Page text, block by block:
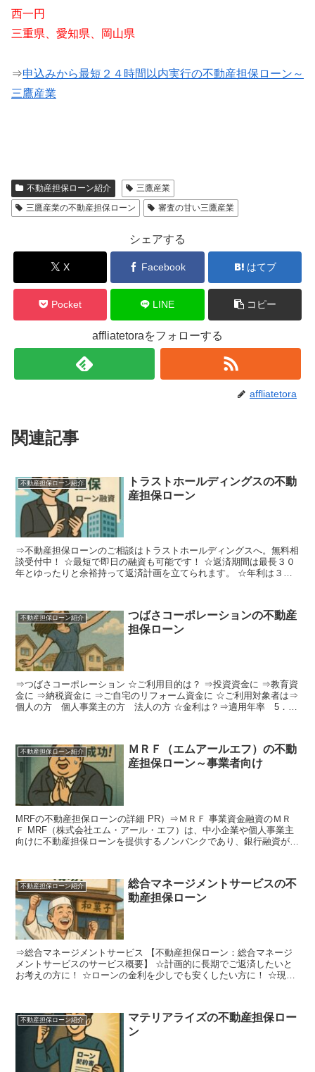
西一円
三重県、愛知県、岡山県
⇒申込みから最短２４時間以内実行の不動産担保ローン～
三鷹産業
不動産担保ローン紹介
三鷹産業
三鷹産業の不動産担保ローン
審査の甘い三鷹産業
シェアする
X Facebook はてブ
Pocket LINE コピー
affliatetoraをフォローする
affliatetora
関連記事
不動産担保ローン紹介
トラストホールディングスの不動
産担保ローン
⇒不動産担保ローンのご相談はトラストホールディングスへ。無料相
談受付中！ ☆最短で即日の融資も可能です！ ☆返済期間は最長３０
年とゆったりと余裕持って返済計画を立てられます。 ☆年利は３．
不動産担保ローン紹介
つばさコーポレーションの不動産
担保ローン
⇒つばさコーポレーション ☆ご利用目的は？ ⇒投資資金に ⇒教育資
金に ⇒納税資金に ⇒ご自宅のリフォーム資金に ☆ご利用対象者は⇒
個人の方 個人事業主の方 法人の方 ☆金利は？⇒適用年率 5．7
不動産担保ローン紹介
ＭＲＦ（エムアールエフ）の不動
産担保ローン～事業者向け
MRFの不動産担保ローンの詳細 PR）⇒ＭＲＦ 事業資金融資のＭＲ
Ｆ MRF（株式会社エム・アール・エフ）は、中小企業や個人事業主
向けに不動産担保ローンを提供するノンバンクであり、銀行融資が難
不動産担保ローン紹介
総合マネージメントサービスの不
動産担保ローン
⇒総合マネージメントサービス 【不動産担保ローン：総合マネージ
メントサービスのサービス概要】 ☆計画的に長期でご返済したいと
お考えの方に！ ☆ローンの金利を少しでも安くしたい方に！ ☆現在
不動産担保ローン紹介
マテリアライズの不動産担保ロー
ン